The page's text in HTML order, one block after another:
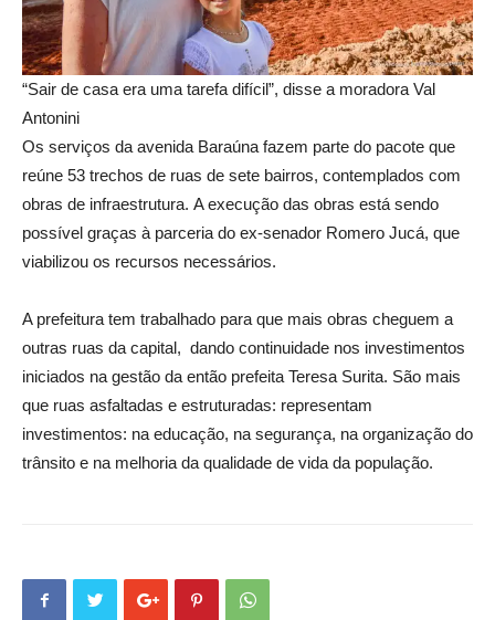
“Sair de casa era uma tarefa difícil”, disse a moradora Val
Antonini
Os serviços da avenida Baraúna fazem parte do pacote que
reúne 53 trechos de ruas de sete bairros, contemplados com
obras de infraestrutura. A execução das obras está sendo
possível graças à parceria do ex-senador Romero Jucá, que
viabilizou os recursos necessários.
A prefeitura tem trabalhado para que mais obras cheguem a
outras ruas da capital, dando continuidade nos investimentos
iniciados na gestão da então prefeita Teresa Surita. São mais
que ruas asfaltadas e estruturadas: representam
investimentos: na educação, na segurança, na organização do
trânsito e na melhoria da qualidade de vida da população.